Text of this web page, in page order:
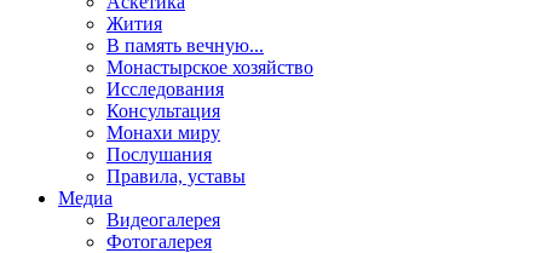
Жития
В память вечную...
Монастырское хозяйство
Исследования
Консультация
Монахи миру
Послушания
Правила, уставы
Медиа
Видеогалерея
Фотогалерея